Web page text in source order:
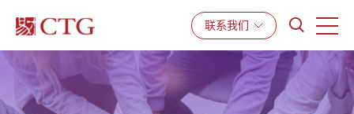
解决方案 资源中心
联系我们